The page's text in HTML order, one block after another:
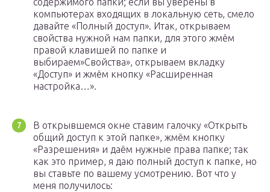
компьютерах входящих в локальную сеть, смело
давайте «Полный доступ». Итак, открываем
свойства нужной нам папки, для этого жмём
правой клавишей по папке и
выбираем»Свойства», открываем вкладку
«Доступ» и жмём кнопку «Расширенная
настройка…».
В открывшемся окне ставим галочку «Открыть
общий доступ к этой папке», жмём кнопку
«Разрешения» и даём нужные права папке; так
как это пример, я даю полный доступ к папке, но
вы ставьте по вашему усмотрению. Вот что у
меня получилось: